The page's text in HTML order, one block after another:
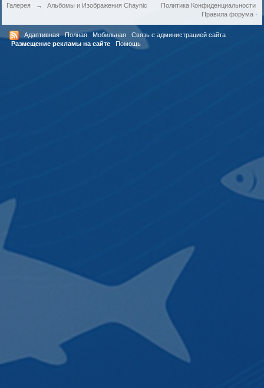
Галерея → Альбомы и Изображения Chaynic
Политика Конфиденциальности
Правила форума·
Адаптивная Полная Мобильная
Связь с администрацией сайта
Размещение рекламы на сайте
Помощь